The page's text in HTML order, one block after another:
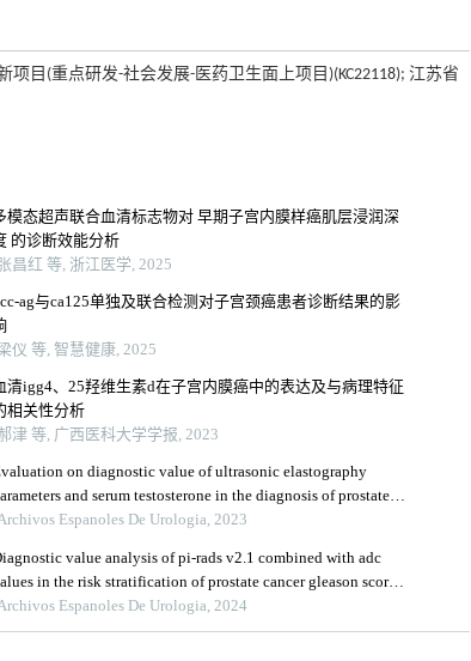
目(重点研发-社会发展-医药卫生面上项目)(KC22118); 江苏省